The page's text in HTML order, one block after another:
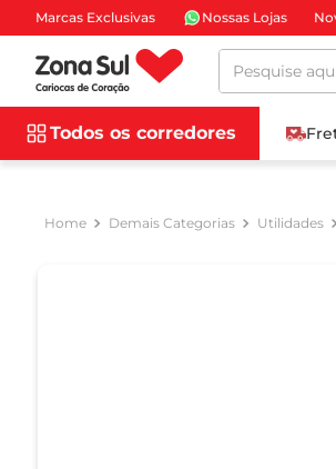
Marcas Exclusivas Nossas Lojas
Pesquise
Todos os corredores
Demais Categorias Utilidades